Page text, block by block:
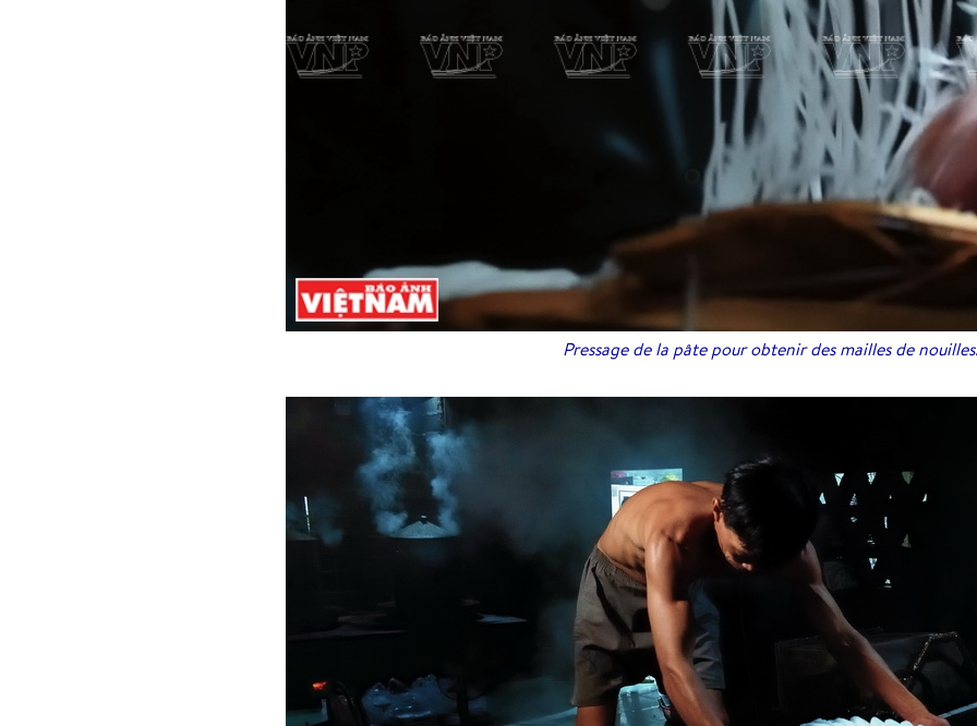
Pressage de la pâte pour obtenir des mailles de nouilles